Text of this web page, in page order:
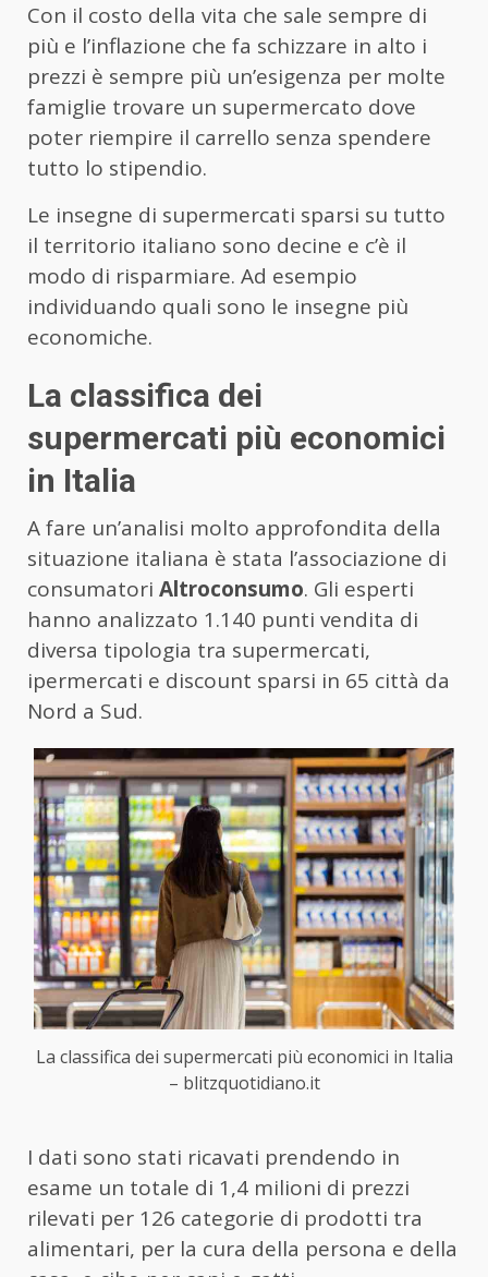
Con il costo della vita che sale sempre di
più e l’inflazione che fa schizzare in alto i
prezzi è sempre più un’esigenza per molte
famiglie trovare un supermercato dove
poter riempire il carrello senza spendere
tutto lo stipendio.
Le insegne di supermercati sparsi su tutto
il territorio italiano sono decine e c’è il
modo di risparmiare. Ad esempio
individuando quali sono le insegne più
economiche.
La classifica dei
supermercati più economici
in Italia
A fare un’analisi molto approfondita della
situazione italiana è stata l’associazione di
consumatori Altroconsumo. Gli esperti
hanno analizzato 1.140 punti vendita di
diversa tipologia tra supermercati,
ipermercati e discount sparsi in 65 città da
Nord a Sud.
La classifica dei supermercati più economici in Italia
– blitzquotidiano.it
I dati sono stati ricavati prendendo in
esame un totale di 1,4 milioni di prezzi
rilevati per 126 categorie di prodotti tra
alimentari, per la cura della persona e della